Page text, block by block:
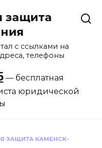
защита
с ссылками на
телефоны
— бесплатная
юридической
ЗАЩИТА КАМЕНСК-